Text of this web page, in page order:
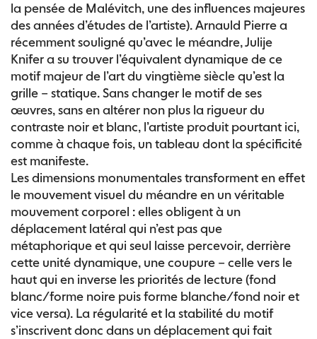
la pensée de Malévitch, une des influences majeures
des années d’études de l’artiste). Arnauld Pierre a
récemment souligné qu’avec le méandre, Julije
Knifer a su trouver l’équivalent dynamique de ce
motif majeur de l’art du vingtième siècle qu’est la
grille – statique. Sans changer le motif de ses
œuvres, sans en altérer non plus la rigueur du
contraste noir et blanc, l’artiste produit pourtant ici,
comme à chaque fois, un tableau dont la spécificité
est manifeste.
Les dimensions monumentales transforment en effet
le mouvement visuel du méandre en un véritable
mouvement corporel : elles obligent à un
déplacement latéral qui n’est pas que
métaphorique et qui seul laisse percevoir, derrière
cette unité dynamique, une coupure – celle vers le
haut qui en inverse les priorités de lecture (fond
blanc/forme noire puis forme blanche/fond noir et
vice versa). La régularité et la stabilité du motif
s’inscrivent donc dans un déplacement qui fait